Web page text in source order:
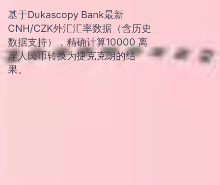
基于Dukascopy Bank最新
CNH/CZK外汇汇率数据（含历史
数据支持），精确计算10000 离
岸人民币转换为捷克克朗的结
果。